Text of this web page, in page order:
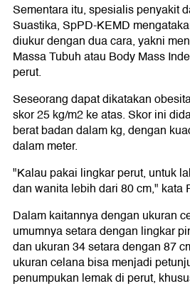
Sementara itu, spesialis penyakit
Suastika, SpPD-KEMD
diukur dengan dua cara, yakni
Massa Tubuh atau Body Mass
perut.
Seseorang dapat dikatakan
skor 25 kg/m2 ke atas. Skor ini
berat badan dalam kg, dengan
dalam meter.
"Kalau pakai lingkar perut, untuk
dan wanita lebih dari 80 cm," kata
Dalam kaitannya dengan ukuran
umumnya setara dengan lingkar
dan ukuran 34 setara dengan 87
ukuran celana bisa menjadi
penumpukan lemak di perut,